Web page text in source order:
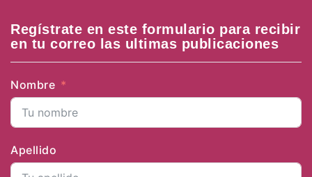
Regístrate en este formulario para recibir
en tu correo las ultimas publicaciones
Nombre
Apellido